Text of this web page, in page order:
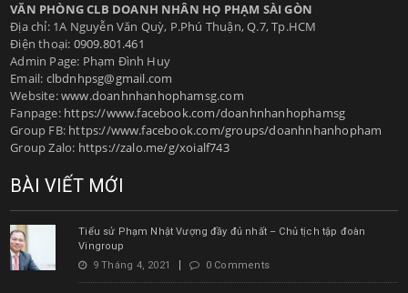
VĂN PHÒNG CLB DOANH NHÂN HỌ PHẠM SÀI GÒN
Địa chỉ: 1A Nguyễn Văn Quỳ, P.Phú Thuận, Q.7, Tp.HCM
Điện thoại: 0909.801.461
Admin Page: Phạm Đình Huy
Email: clbdnhpsg@gmail.com
Website:www.doanhnhanhophamsg.com
Fanpage: https://www.facebook.com/doanhnhanhophamsg
Group FB: https://www.facebook.com/groups/doanhnhanhopham
Group Zalo: https://zalo.me/g/xoialf743
BÀI VIẾT MỚI
Tiểu sử Phạm Nhật Vượng đầy đủ nhất – Chủ tịch tập đoàn
Vingroup
9 Tháng 4, 2021
0 Comments